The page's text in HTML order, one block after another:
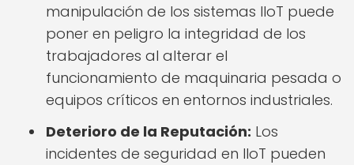
manipulación de los sistemas IIoT puede
poner en peligro la integridad de los
trabajadores al alterar el
funcionamiento de maquinaria pesada o
equipos críticos en entornos industriales.
Deterioro de la Reputación: Los
incidentes de seguridad en IIoT pueden